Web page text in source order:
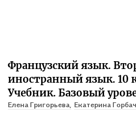
Французский язык.
иностранный язык. 10
Учебник. Базовый
Елена Григорьева, Екатерина